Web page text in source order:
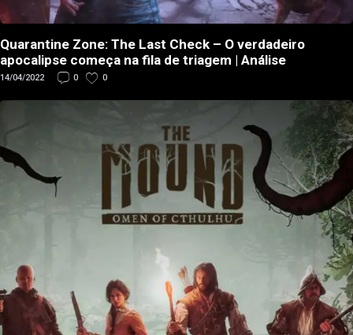
Quarantine Zone: The Last Check – O verdadeiro
apocalipse começa na fila de triagem | Análise
14/04/2022 0 0